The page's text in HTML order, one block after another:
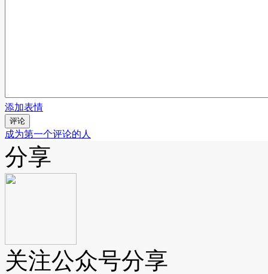
添加表情
评论
成为第一个评论的人
分享
关注公众号分享